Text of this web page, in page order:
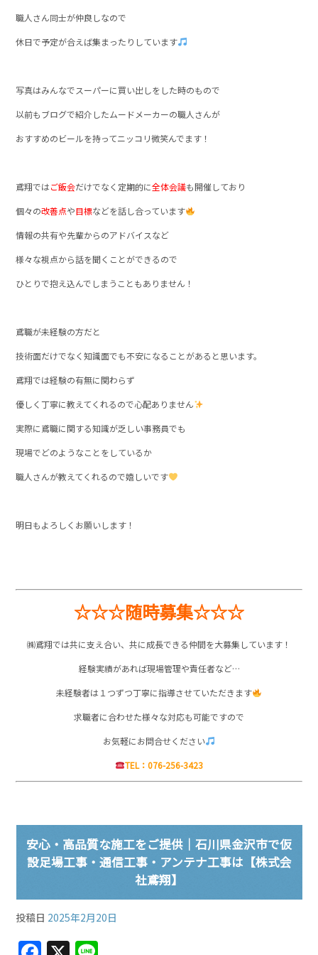
職人さん同士が仲良しなので
休日で予定が合えば集まったりしています
写真はみんなでスーパーに買い出しをした時のもので
以前もブログで紹介したムードメーカーの職人さんが
おすすめのビールを持ってニッコリ微笑んでます！
鳶翔ではご飯会だけでなく定期的に全体会議も開催しており
個々の改善点や目標などを話し合っています
情報の共有や先輩からのアドバイスなど
様々な視点から話を聞くことができるので
ひとりで抱え込んでしまうこともありません！
鳶職が未経験の方だと
技術面だけでなく知識面でも不安になることがあると思います。
鳶翔では経験の有無に関わらず
優しく丁寧に教えてくれるので心配ありません
実際に鳶職に関する知識が乏しい事務員でも
現場でどのようなことをしているか
職人さんが教えてくれるので嬉しいです
明日もよろしくお願いします！
☆☆☆随時募集☆☆☆
㈱鳶翔では共に支え合い、共に成長できる仲間を大募集しています！
経験実績があれば現場管理や責任者など…
未経験者は１つずつ丁寧に指導させていただきます
求職者に合わせた様々な対応も可能ですので
お気軽にお問合せください
TEL：076-256-3423
安心・高品質な施工をご提供｜石川県金沢市で仮
設足場工事・通信工事・アンテナ工事は【株式会
社鳶翔】
投稿日 2025年2月20日